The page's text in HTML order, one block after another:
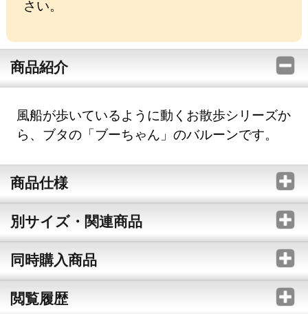
さい。
商品紹介
風船が歩いているように動くお散歩シリーズか
ら、ブタの「ブーちゃん」のバルーンです。
商品仕様
別サイズ・関連商品
同時購入商品
閲覧履歴